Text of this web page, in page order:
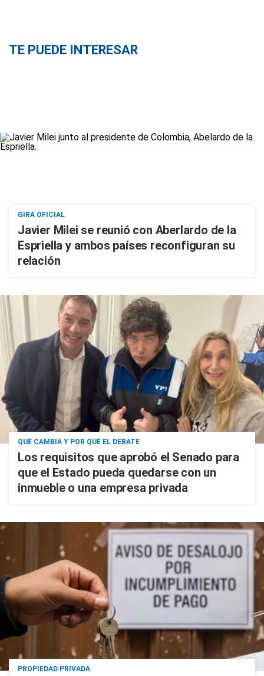
TE PUEDE INTERESAR
GIRA OFICIAL
Javier Milei se reunió con Aberlardo de la
Espriella y ambos países reconfiguran su
relación
QUÉ CAMBIA Y POR QUÉ EL DEBATE
Los requisitos que aprobó el Senado para
que el Estado pueda quedarse con un
inmueble o una empresa privada
PROPIEDAD PRIVADA